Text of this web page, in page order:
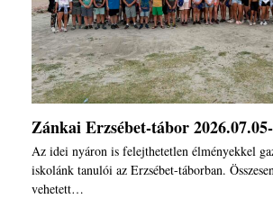
Zánkai Erzsébet-tábor
Az idei nyáron is felejthetetlen élményekkel
iskolánk tanulói az Erzsébet-táborban.
vehetett…